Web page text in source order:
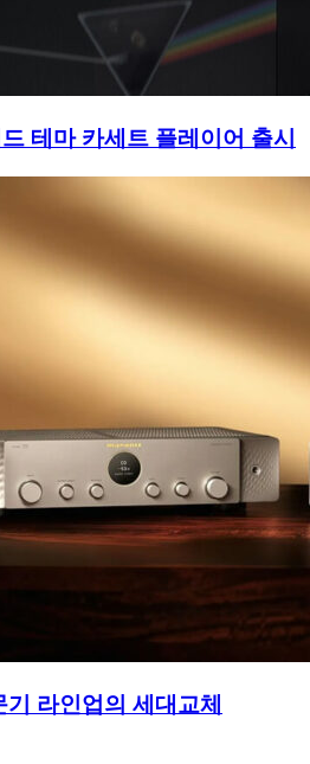
테마 카세트 플레이어 출시
기 라인업의 세대교체